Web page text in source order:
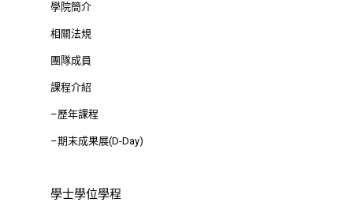
學院簡介
相關法規
團隊成員
課程介紹
–歷年課程
–期末成果展(D-Day)
學士學位學程